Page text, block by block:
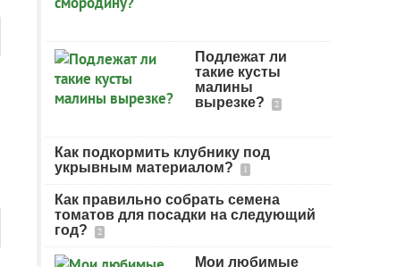
Подлежат ли
такие кусты
малины
вырезке?
2
Как подкормить клубнику под
укрывным материалом?
1
Как правильно собрать семена
томатов для посадки на следующий
год?
2
Мои любимые